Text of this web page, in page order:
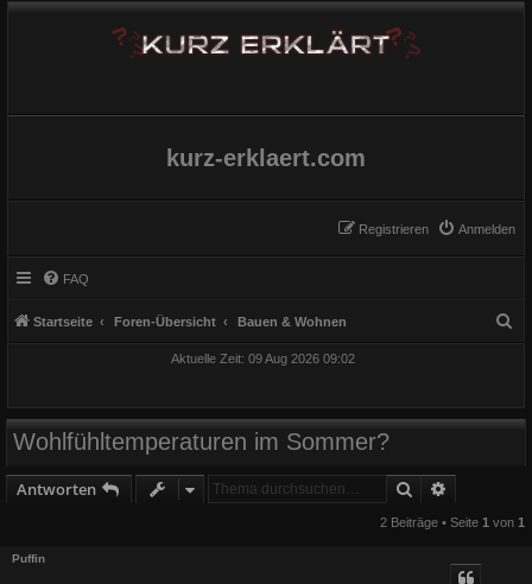
kurz-erklaert.com
Anmelden
Registrieren
FAQ
Startseite Foren-Übersicht Bauen & Wohnen
Aktuelle Zeit: 09 Aug 2026 09:02
Wohlfühltemperaturen im Sommer?
Antworten Suche
2 Beiträge • Seite 1 von 1
Puffin